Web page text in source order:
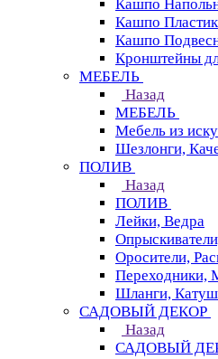
Кашпо
Кашпо Пластик
Кашпо
Кронштейны
МЕБЕЛЬ
Назад
МЕБЕЛЬ
Мебель из
Шезлонги,
ПОЛИВ
Назад
ПОЛИВ
Лейки, Ведра
Оросители,
Переходники,
Шланги,
САДОВЫЙ ДЕКОР
Назад
САДОВЫЙ